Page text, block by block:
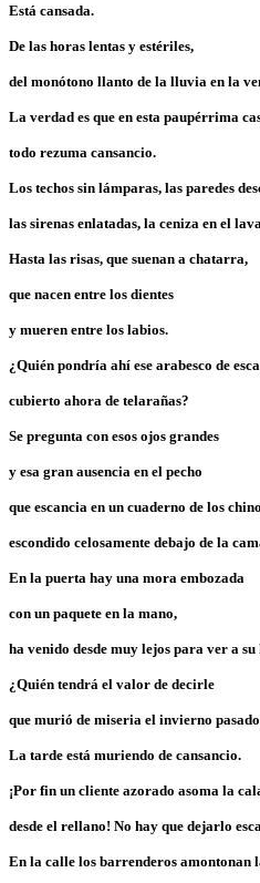
Está cansada.
De las horas lentas y estériles,
del monótono llanto de la lluvia en la
La verdad es que en esta paupérrima
todo rezuma cansancio.
Los techos sin lámparas, las paredes
las sirenas enlatadas, la ceniza en el
Hasta las risas, que suenan a chatarra,
que nacen entre los dientes
y mueren entre los labios.
¿Quién pondría ahí ese arabesco de
cubierto ahora de telarañas?
Se pregunta con esos ojos grandes
y esa gran ausencia en el pecho
que escancia en un cuaderno de los
escondido celosamente debajo de la
En la puerta hay una mora embozada
con un paquete en la mano,
ha venido desde muy lejos para ver a
¿Quién tendrá el valor de decirle
que murió de miseria el invierno
La tarde está muriendo de cansancio.
¡Por fin un cliente azorado asoma la
desde el rellano! No hay que dejarlo
En la calle los barrenderos amontonan